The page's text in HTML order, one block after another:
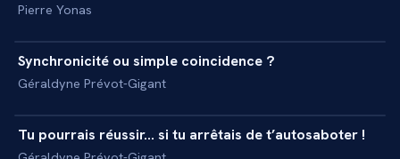
Pierre Yonas
INTERVIEW
Synchronicité ou simple coincidence ?
Géraldyne Prévot-Gigant
INTERVIEW +
Tu pourrais réussir… si tu arrêtais de t’autosaboter !